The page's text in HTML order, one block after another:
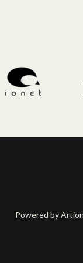
Powered by